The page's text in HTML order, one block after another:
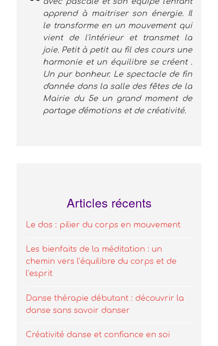
apprend à maitriser son énergie. Il
le transforme en un mouvement qui
vient de l'intérieur et transmet la
joie. Petit à petit au fil des cours une
harmonie et un équilibre se créent .
Un pur bonheur. Le spectacle de fin
d'année dans la salle des fêtes de la
Mairie du 5e un grand moment de
partage d'émotions et de créativité.
Articles récents
Le dos : pilier du corps en mouvement
Les bienfaits de la méditation : un
chemin vers l’équilibre du corps et de
l’esprit
Danse thérapie débutant : découvrir la
danse sans savoir danser
Créativité danse et confiance en soi